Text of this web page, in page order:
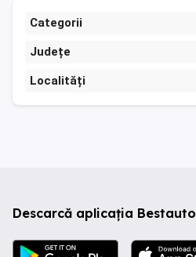
Categorii
Județe
Localități
Descarcă aplicația Bestauto